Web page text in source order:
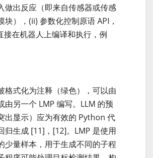
做出反应（即来自传感器或传感
块），(ii) 参数化控制原语 API，
接在机器人上编译和执行，例
格式化为注释（绿色），可以由
由另一个 LMP 编写。LLM 的预
出显示）应为有效的 Python 代
归生成 [11]，[12]。LMP 是使用
少量样本，用于生成不同的子程